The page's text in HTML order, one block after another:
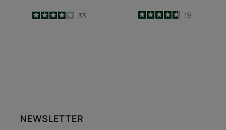
4
/5
33 4.7
/5
19
NEWSLETTER